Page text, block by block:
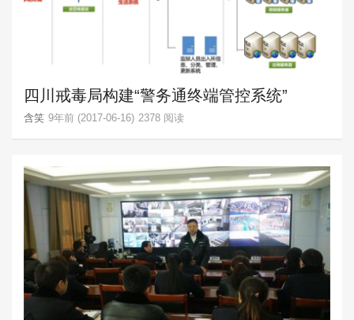
四川戒毒局构建“警务通终端管控系统”
含笑 9年前 (2017-06-16) 2378 阅读